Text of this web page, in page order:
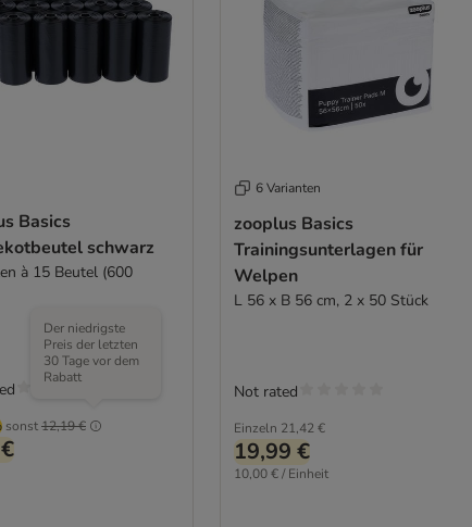
Basics
schwarz
à 15 Beutel (600
sonst12,19 €
Der niedrigste
Preis der letzten
30 Tage vor dem
Rabatt
6 Varianten
zooplus Basics
Trainingsunterlagen für
Welpen
L 56 x B 56 cm, 2 x 50 Stück
Einzeln 21,42 €
19,99 €
10,00 € / Einheit
Not rated